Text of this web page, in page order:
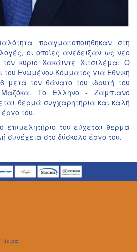
πραγματοποιήθηκαν στη
οι οποίες ανέδειξαν ως νέο
κύριο Χακάιντε Χιτσιλέμα. Ο
του Ενωμένου Κόμματος για Εθνική
μετά τον θάνατο του ιδρυτή του
Μαζόκα. Το Ελληνο - Ζαμπιανό
θερμά συγχαρητήρια και καλή
του.
του εύχεται θερμά
συνέχεια στο δύσκολο έργο του.
σειρά